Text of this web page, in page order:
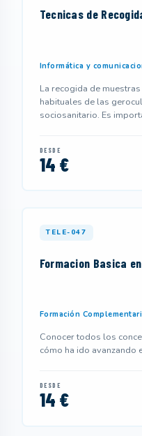
Tecnicas de
Informática y
La recogida de
habituales de las
sociosanitario. Es
DESDE
14 €
TELE-047
Formacion Basica
Formación
Conocer todos los
cómo ha ido avanzando
DESDE
14 €